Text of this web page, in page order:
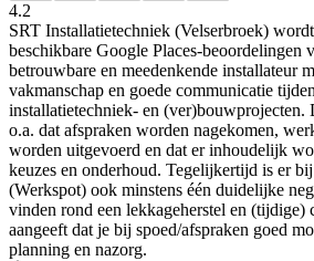
4.2
SRT Installatietechniek (Velserbroek)
beschikbare Google Places-beoordelingen
betrouwbare en meedenkende installateur
vakmanschap en goede communicatie
installatietechniek- en (ver)bouwprojecten.
o.a. dat afspraken worden nagekomen,
worden uitgevoerd en dat er inhoudelijk
keuzes en onderhoud. Tegelijkertijd is er
(Werkspot) ook minstens één duidelijke
vinden rond een lekkageherstel en (tijdige)
aangeeft dat je bij spoed/afspraken goed
planning en nazorg.